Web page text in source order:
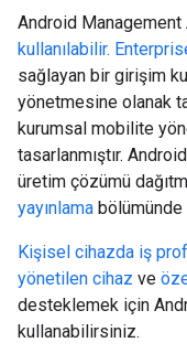
Android Management
kullanılabilir.
sağlayan bir girişim
yönetmesine olanak
kurumsal mobilite
tasarlanmıştır.
üretim çözümü
yayınlama bölümünde
Kişisel cihazda iş
yönetilen cihaz ve
desteklemek için
kullanabilirsiniz.